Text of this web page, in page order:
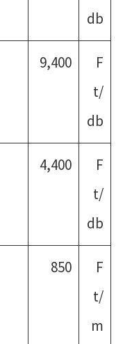
db
9,400
F
t/
db
4,400
F
t/
db
850
F
t/
m